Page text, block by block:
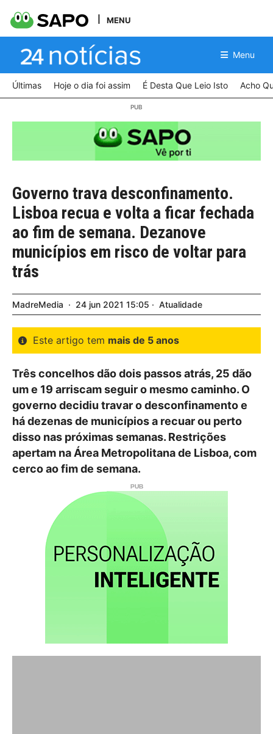
MENU
Menu
Últimas Hoje o dia foi assim É Desta Que Leio Isto Acho
Governo trava desconfinamento.
Lisboa recua e volta a ficar fechada
ao fim de semana. Dezanove
municípios em risco de voltar para
trás
MadreMedia 24 jun 2021 15:05 Atualidade
Este artigo tem mais de 5 anos
Três concelhos dão dois passos atrás, 25 dão
um e 19 arriscam seguir o mesmo caminho. O
governo decidiu travar o desconfinamento e
há dezenas de municípios a recuar ou perto
disso nas próximas semanas. Restrições
apertam na Área Metropolitana de Lisboa, com
cerco ao fim de semana.